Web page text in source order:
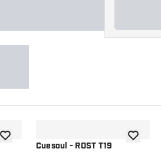
aggiungi alla lista dei desideri
Cuesoul - ROST T19